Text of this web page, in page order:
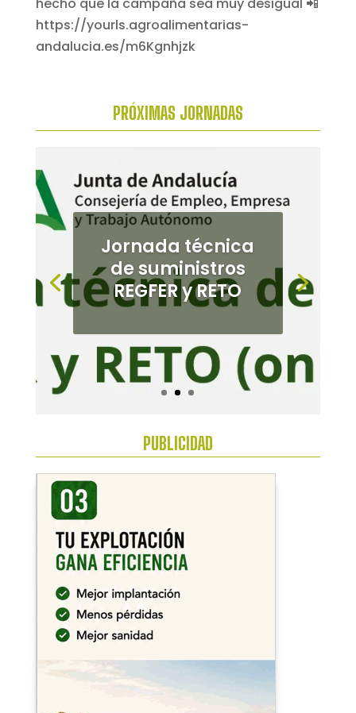
PRÓXIMAS JORNADAS
Jornada de
cultivos
alternativos en el
Bajo
Guadalquivir
PUBLICIDAD